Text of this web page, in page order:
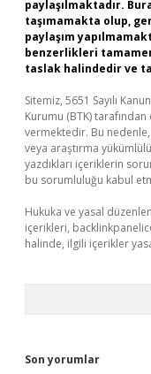
paylaşılmaktadır.
taşımamakta olup,
paylaşım
benzerlikleri
taslak halindedir ve
Sitemiz, 5651 Sayılı
Kurumu (BTK)
vermektedir. Bu
veya araştırma
yazdıkları içeriklerin
bu sorumluluğu kabul
Hukuka ve yasal
içerikleri,
halinde, ilgili içerikler
Son yorumlar